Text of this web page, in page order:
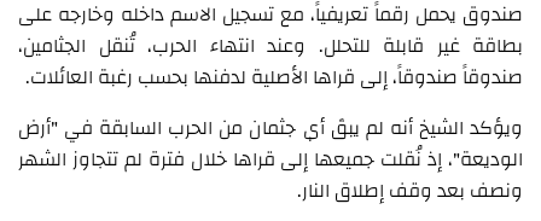
صندوق يحمل رقماً تعريفياً، مع تسجيل الاسم داخله وخارجه على
بطاقة غير قابلة للتحلل. وعند انتهاء الحرب، تُنقل الجثامين،
صندوقاً صندوقاً، إلى قراها الأصلية لدفنها بحسب رغبة العائلات.
ويؤكد الشيخ أنه لم يبقَ أي جثمان من الحرب السابقة في "أرض
الوديعة"، إذ نُقلت جميعها إلى قراها خلال فترة لم تتجاوز الشهر
ونصف بعد وقف إطلاق النار.